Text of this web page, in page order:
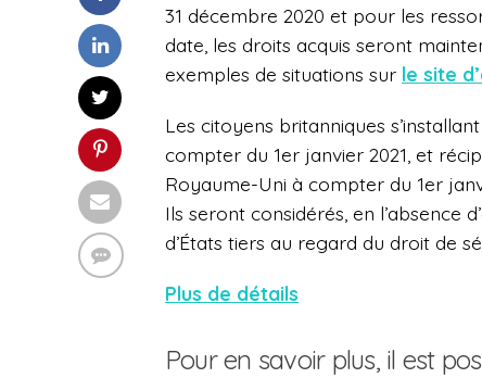
31 décembre 2020 et pour les
date, les droits acquis seront
exemples de situations sur le site
Les citoyens britanniques
compter du 1er janvier 2021, et
Royaume-Uni à compter du 1er
Ils seront considérés, en l’absence
d’États tiers au regard du droit de
Plus de détails
Pour en savoir plus, il est